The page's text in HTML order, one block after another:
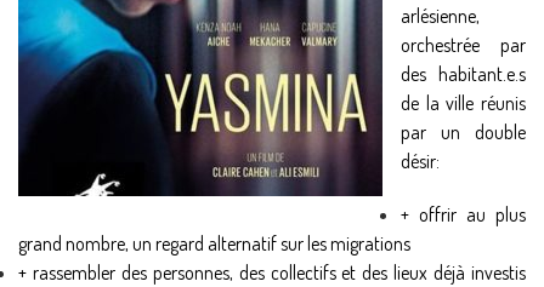
arlésienne,
orchestrée par
des habitant.e.s
de la ville réunis
par un double
désir:
+ offrir au plus
grand nombre, un regard alternatif sur les migrations
+ rassembler des personnes, des collectifs et des lieux déjà investis